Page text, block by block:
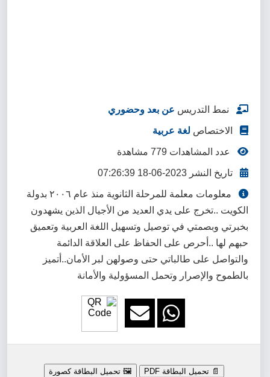
نمط التدريس عن بعد وحضوري
الاختصاص لغة عربية
عدد المشاهدات 779 مشاهدة
تاريخ النشر 2023-06-18 07:26:39
معلومات معلمة للمرحلة الثانوية منذ عام ٢٠٠٦ بدولة
الكويت ..تخرج على يدي العديد من الأجيال الذين يشهدون
بخبرتي وبصمتي في توصيل وتسهيل اللغة العربية وتعميق
حبهم لها ..أحرص على الحفاظ على العلاقة الدائمة
والتواصل على طالباتي حتى وصولهن لبر الأمان..أتميز
بالطموح والإصرار وتحمل المسؤولية والأمانة
📄 تحميل البطاقة PDF 🖼️ تحميل البطاقة كصورة